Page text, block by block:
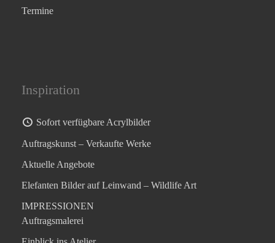
Termine
Inspiration
Sofort verfügbare Acrylbilder
Auftragskunst – Verkaufte Werke
Aktuelle Angebote
Elefanten Bilder auf Leinwand – Wildlife Art
IMPRESSIONEN
Auftragsmalerei